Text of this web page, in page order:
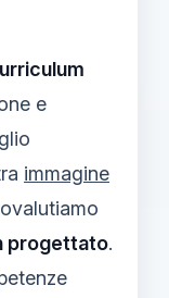
e
immagine
progettato.